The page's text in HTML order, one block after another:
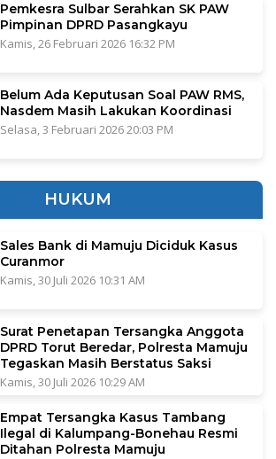
Pemkesra Sulbar Serahkan SK PAW
Pimpinan DPRD Pasangkayu
Kamis, 26 Februari 2026 16:32 PM
Belum Ada Keputusan Soal PAW RMS,
Nasdem Masih Lakukan Koordinasi
Selasa, 3 Februari 2026 20:03 PM
HUKUM
Sales Bank di Mamuju Diciduk Kasus
Curanmor
Kamis, 30 Juli 2026 10:31 AM
Surat Penetapan Tersangka Anggota
DPRD Torut Beredar, Polresta Mamuju
Tegaskan Masih Berstatus Saksi
Kamis, 30 Juli 2026 10:29 AM
Empat Tersangka Kasus Tambang
Ilegal di Kalumpang-Bonehau Resmi
Ditahan Polresta Mamuju